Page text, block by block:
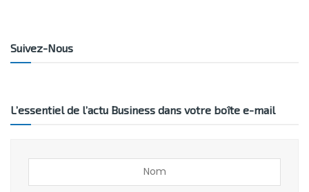
Suivez-Nous
L’essentiel de l’actu Business dans votre boîte e-mail